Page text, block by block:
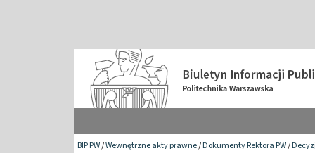
BIP PW/Wewnętrzne akty prawne/Dokumenty Rektora PW/